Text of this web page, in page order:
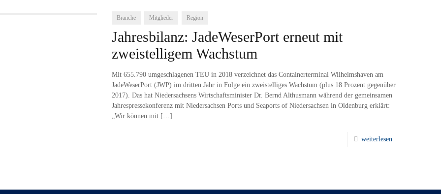
Branche Mitglieder Region
Jahresbilanz: JadeWeserPort erneut mit
zweistelligem Wachstum
Mit 655.790 umgeschlagenen TEU in 2018 verzeichnet das Containerterminal Wilhelmshaven am
JadeWeserPort (JWP) im dritten Jahr in Folge ein zweistelliges Wachstum (plus 18 Prozent gegenüber
2017). Das hat Niedersachsens Wirtschaftsminister Dr. Bernd Althusmann während der gemeinsamen
Jahrespressekonferenz mit Niedersachsen Ports und Seaports of Niedersachsen in Oldenburg erklärt:
„Wir können mit […]
weiterlesen